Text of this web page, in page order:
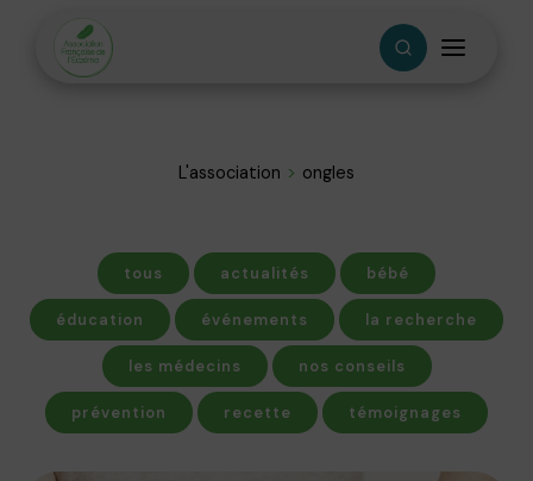
L'association ongles
tous actualités bébé
éducation événements la recherche
les médecins nos conseils
prévention recette témoignages